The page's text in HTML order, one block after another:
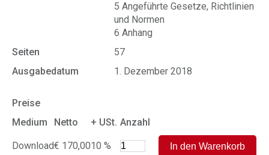
5 Angeführte Gesetze, Richtlinien
und Normen
6 Anhang
Seiten
57
Ausgabedatum
1. Dezember 2018
Preise
Medium
Netto + USt. Anzahl
Download€ 170,0010 %